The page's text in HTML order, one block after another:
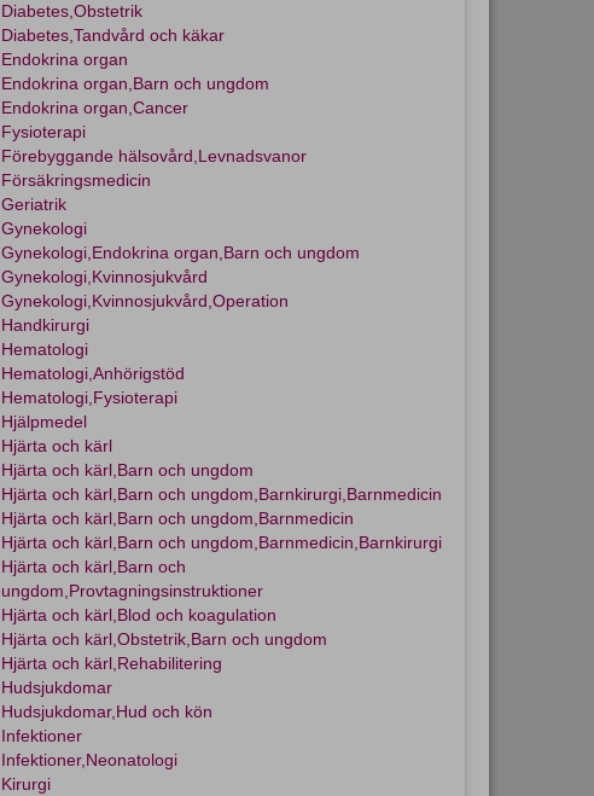
Diabetes,Obstetrik
Diabetes,Tandvård och käkar
Endokrina organ
Endokrina organ,Barn och ungdom
Endokrina organ,Cancer
Fysioterapi
Förebyggande hälsovård,Levnadsvanor
Försäkringsmedicin
Geriatrik
Gynekologi
Gynekologi,Endokrina organ,Barn och ungdom
Gynekologi,Kvinnosjukvård
Gynekologi,Kvinnosjukvård,Operation
Handkirurgi
Hematologi
Hematologi,Anhörigstöd
Hematologi,Fysioterapi
Hjälpmedel
Hjärta och kärl
Hjärta och kärl,Barn och ungdom
Hjärta och kärl,Barn och ungdom,Barnkirurgi,Barnmedicin
Hjärta och kärl,Barn och ungdom,Barnmedicin
Hjärta och kärl,Barn och ungdom,Barnmedicin,Barnkirurgi
Hjärta och kärl,Barn och
ungdom,Provtagningsinstruktioner
Hjärta och kärl,Blod och koagulation
Hjärta och kärl,Obstetrik,Barn och ungdom
Hjärta och kärl,Rehabilitering
Hudsjukdomar
Hudsjukdomar,Hud och kön
Infektioner
Infektioner,Neonatologi
Kirurgi